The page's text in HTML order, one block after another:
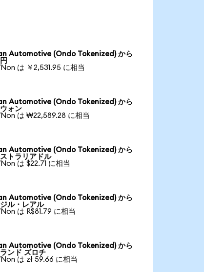
Automotive (Ondo Tokenized) から
は ￥2,531.95 に相当
Automotive (Ondo Tokenized) から
ォン
は ₩22,589.28 に相当
Automotive (Ondo Tokenized) から
トラリアドル
は $22.71 に相当
Automotive (Ondo Tokenized) から
ル・レアル
は R$81.79 に相当
Automotive (Ondo Tokenized) から
ンド ズロチ
は zł 59.66 に相当